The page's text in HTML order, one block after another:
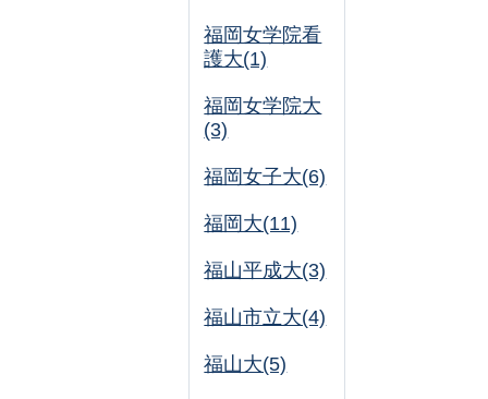
福岡女学院看
護大(1)
福岡女学院大
(3)
福岡女子大(6)
福岡大(11)
福山平成大(3)
福山市立大(4)
福山大(5)